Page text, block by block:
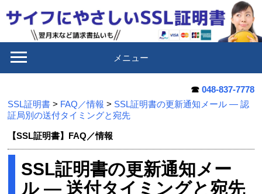
メニュー
☎ 048-837-7778
SSL証明書 > FAQ／情報 > SSL証明書の更新通知メール — 認
証局別の送付タイミングと宛先
【SSL証明書】FAQ／情報
SSL証明書の更新通知メー
ル — 送付タイミングと宛先